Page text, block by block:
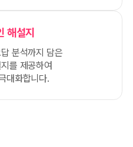
해설지
분석까지 담은
를 제공하여
대화합니다.